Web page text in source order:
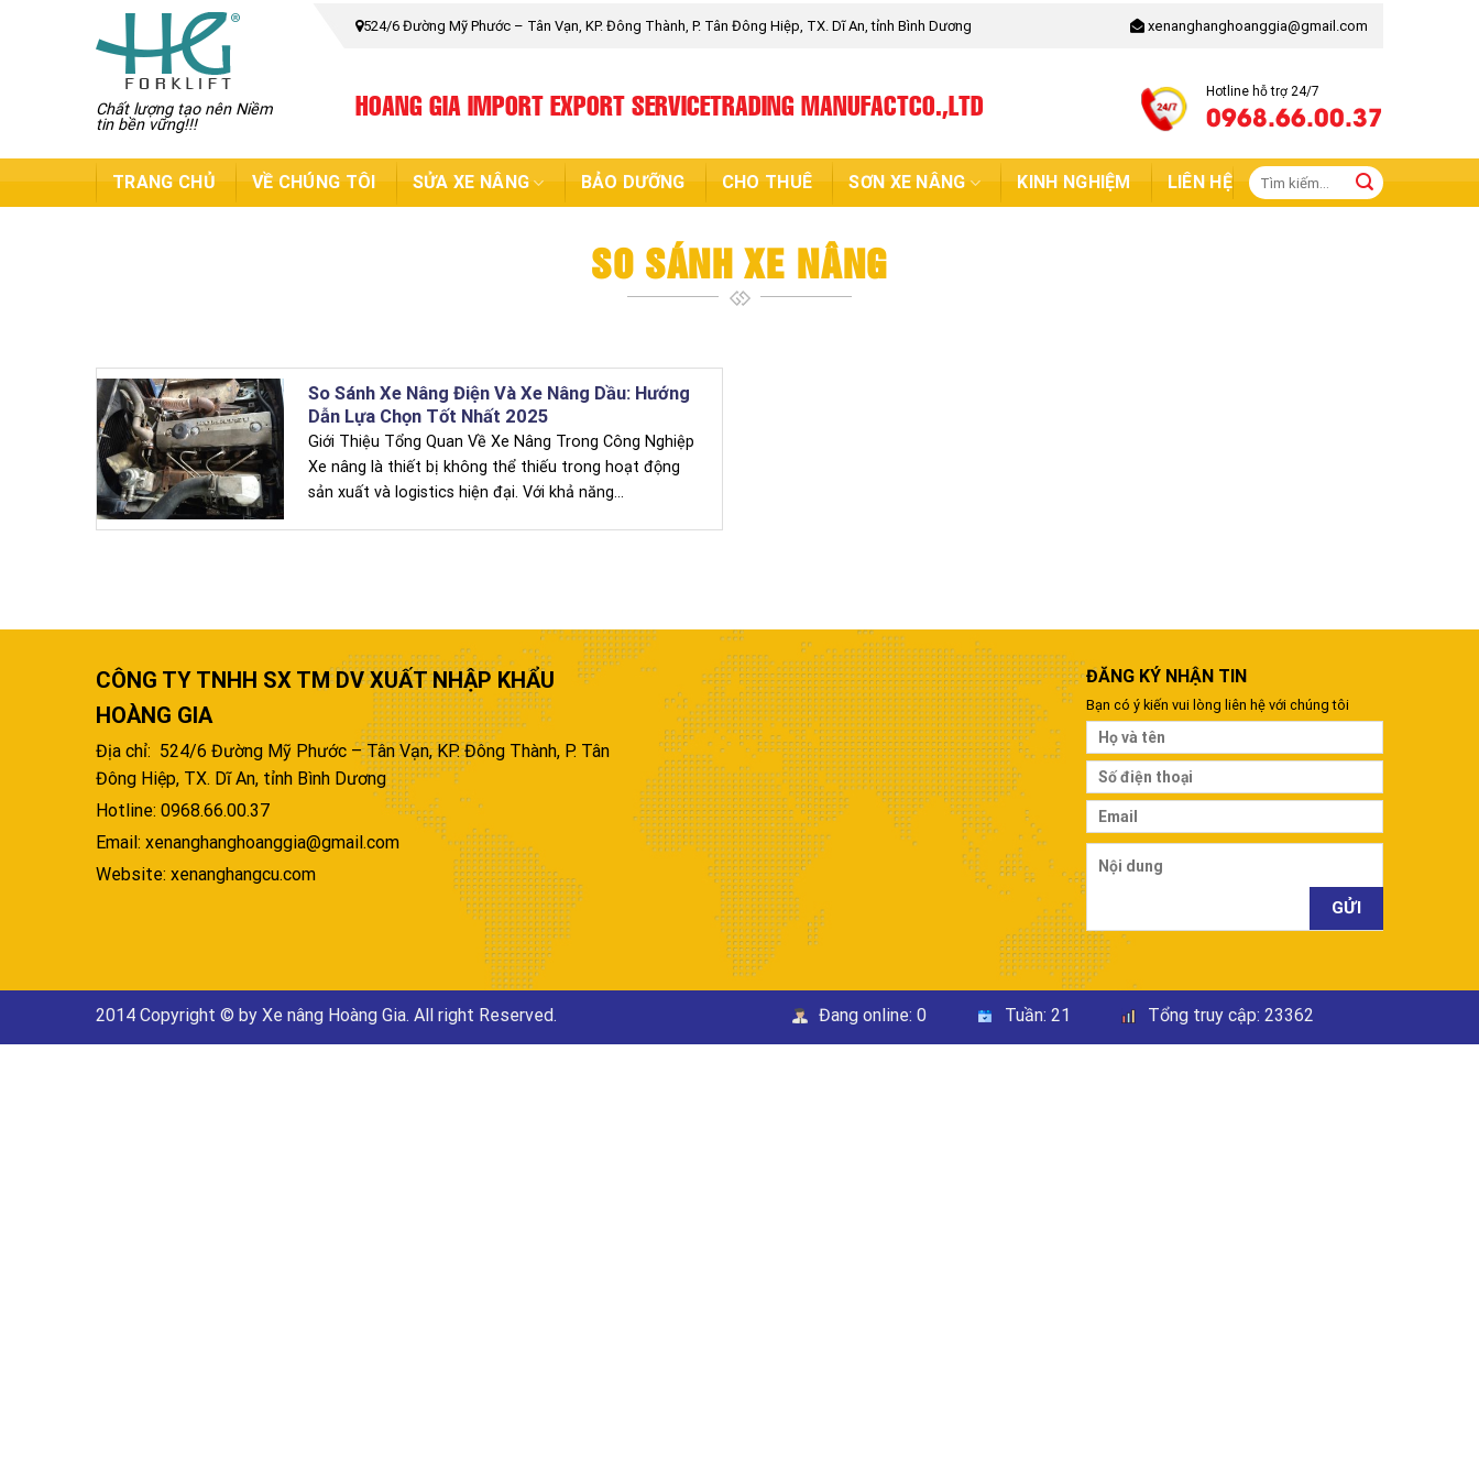
Chất lượng tạo nên Niềm
tin bền vững!!!
524/6 Đường Mỹ Phước – Tân Vạn, KP. Đông Thành, P. Tân Đông Hiệp, TX. Dĩ An, tỉnh Bình Dương xenanghanghoanggia@gmail.com
HOANG GIA IMPORT EXPORT SERVICETRADING MANUFACTCO.,LTD Hotline hỗ trợ 24/7
0968.66.00.37
TRANG CHỦ VỀ CHÚNG TÔI SỬA XE NÂNG BẢO DƯỠNG CHO THUÊ SƠN XE NÂNG KINH NGHIỆM LIÊN HỆ
Tìm
kiếm:
SO SÁNH XE NÂNG
So Sánh Xe Nâng Điện Và Xe Nâng Dầu: Hướng
Dẫn Lựa Chọn Tốt Nhất 2025
Giới Thiệu Tổng Quan Về Xe Nâng Trong Công Nghiệp
Xe nâng là thiết bị không thể thiếu trong hoạt động
sản xuất và logistics hiện đại. Với khả năng...
CÔNG TY TNHH SX TM DV XUẤT NHẬP KHẨU
HOÀNG GIA
Địa chỉ: 524/6 Đường Mỹ Phước – Tân Vạn, KP. Đông Thành, P. Tân
Đông Hiệp, TX. Dĩ An, tỉnh Bình Dương
Hotline: 0968.66.00.37
Email: xenanghanghoanggia@gmail.com
Website: xenanghangcu.com
ĐĂNG KÝ NHẬN TIN
Bạn có ý kiến vui lòng liên hệ với chúng tôi
2014 Copyright © by Xe nâng Hoàng Gia. All right Reserved. Đang online: 0 Tuần: 21 Tổng truy cập:23362